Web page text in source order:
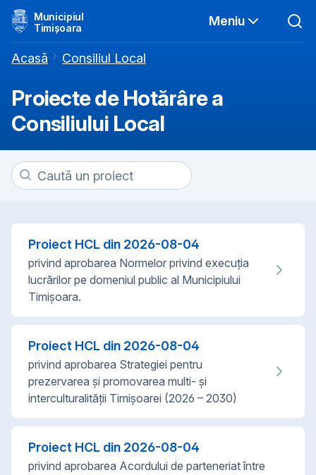
Municipiul
Timișoara
Meniu
Acasă Consiliul Local
Proiecte de Hotărâre a
Consiliului Local
Proiect HCL din 2026-08-04
privind aprobarea Normelor privind execuția
lucrărilor pe domeniul public al Municipiului
Timișoara.
Proiect HCL din 2026-08-04
privind aprobarea Strategiei pentru
prezervarea și promovarea multi- și
interculturalității Timișoarei (2026 – 2030)
Proiect HCL din 2026-08-04
privind aprobarea Acordului de parteneriat între